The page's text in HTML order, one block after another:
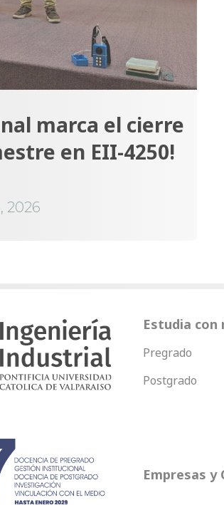
marca el cierre
en EII-4250!
2026
Estudia
Pregrado
Postgrado
Empresas y